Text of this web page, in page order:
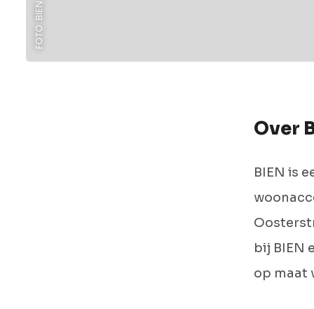
FOTO: BIEN
Over
BIEN is
bij BIEN
op maat